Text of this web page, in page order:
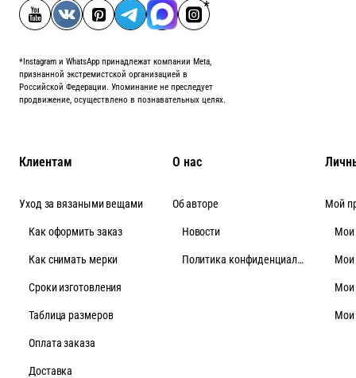
*Instagram и WhatsApp принадлежат компании Meta,
признанной экстремистской организацией в
Российской Федерации. Упоминание не преследует
продвижение, осуществлено в познавательных целях.
Клиентам
Уход за вязаными вещами
Как оформить заказ
Как снимать мерки
Cроки изготовления
Таблица размеров
Оплата заказа
Доставка
О нас
Об авторе
Новости
Политика конфиденциальности
Мой
Мои
Мои
Мои
Мои